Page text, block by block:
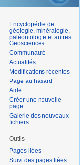
Encyclopédie de
géologie, minéralogie,
paléontologie et autres
Géosciences
Communauté
Actualités
Modifications récentes
Page au hasard
Aide
Créer une nouvelle
page
Galerie des nouveaux
fichiers
Outils
Pages liées
Suivi des pages liées